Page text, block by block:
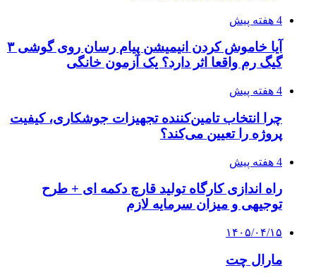
4 هفته پیش
آیا خاموش کردن انیمیشن پیام رسان روی گوشی ۳
گیگ رم واقعا اثر دارد؟ یک آزمون خانگی
4 هفته پیش
چرا انتخاب تامین‌کننده تجهیزات جوشکاری، کیفیت
پروژه را تعیین می‌کند؟
4 هفته پیش
راه اندازی کارگاه تولید قارچ دکمه ای + طرح
توجیهی و میزان سرمایه لازم
۱۴۰۵/۰۴/۱۵
مارال چت